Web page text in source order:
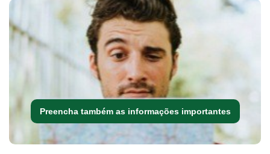
Preencha também as informações importantes